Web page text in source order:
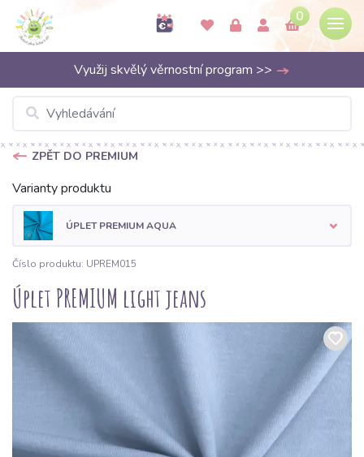
0
Využij skvělý věrnostní program >>
ZPĚT DO PREMIUM
Varianty produktu
ÚPLET PREMIUM AQUA
Číslo produktu: UPREM015
Úplet PREMIUM light jeans